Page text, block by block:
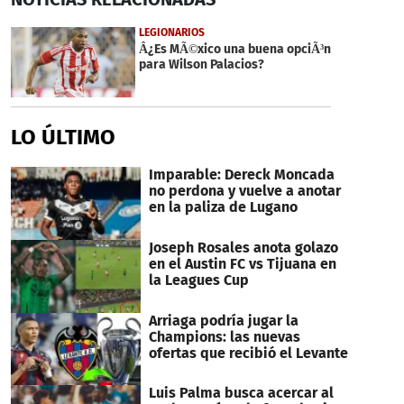
54
seconds
LEGIONARIOS
Â¿Es MÃ©xico una buena opciÃ³n
para Wilson Palacios?
LO ÚLTIMO
Imparable: Dereck Moncada
no perdona y vuelve a anotar
en la paliza de Lugano
Joseph Rosales anota golazo
en el Austin FC vs Tijuana en
la Leagues Cup
Arriaga podría jugar la
Champions: las nuevas
ofertas que recibió el Levante
Luis Palma busca acercar al